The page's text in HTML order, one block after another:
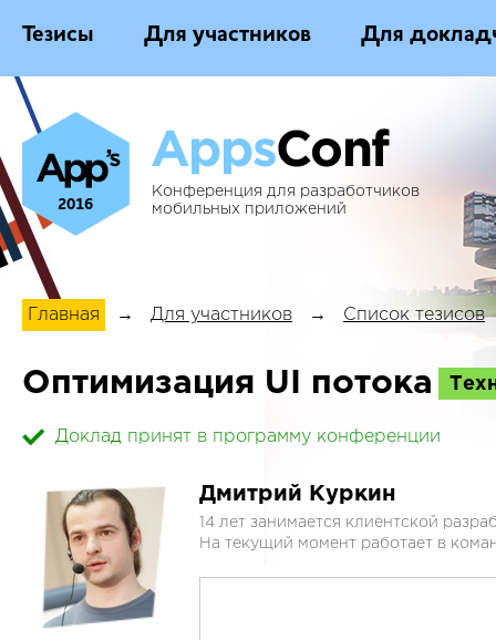
Тезисы Для участников Для
2016
Конференция для разработчиков
мобильных приложений
Главная → Для участников → Список тезисов
Оптимизация UI потока
Доклад принят в программу конференции
Дмитрий Куркин
14 лет занимается клиентской
На текущий момент работает в